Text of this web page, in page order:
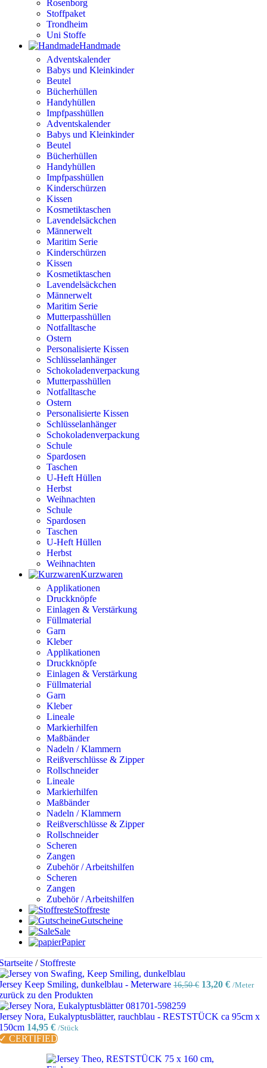
Rosenborg
Stoffpaket
Trondheim
Uni Stoffe
Handmade
Adventskalender
Babys und Kleinkinder
Beutel
Bücherhüllen
Handyhüllen
Impfpasshüllen
Adventskalender
Babys und Kleinkinder
Beutel
Bücherhüllen
Handyhüllen
Impfpasshüllen
Kinderschürzen
Kissen
Kosmetiktaschen
Lavendelsäckchen
Männerwelt
Maritim Serie
Kinderschürzen
Kissen
Kosmetiktaschen
Lavendelsäckchen
Männerwelt
Maritim Serie
Mutterpasshüllen
Notfalltasche
Ostern
Personalisierte Kissen
Schlüsselanhänger
Schokoladenverpackung
Mutterpasshüllen
Notfalltasche
Ostern
Personalisierte Kissen
Schlüsselanhänger
Schokoladenverpackung
Schule
Spardosen
Taschen
U-Heft Hüllen
Herbst
Weihnachten
Schule
Spardosen
Taschen
U-Heft Hüllen
Herbst
Weihnachten
Kurzwaren
Applikationen
Druckknöpfe
Einlagen & Verstärkung
Füllmaterial
Garn
Kleber
Applikationen
Druckknöpfe
Einlagen & Verstärkung
Füllmaterial
Garn
Kleber
Lineale
Markierhilfen
Maßbänder
Nadeln / Klammern
Reißverschlüsse & Zipper
Rollschneider
Lineale
Markierhilfen
Maßbänder
Nadeln / Klammern
Reißverschlüsse & Zipper
Rollschneider
Scheren
Zangen
Zubehör / Arbeitshilfen
Scheren
Zangen
Zubehör / Arbeitshilfen
Stoffreste
Gutscheine
Sale
Papier
/ Stoffreste
Keep Smiling, dunkelblau - Meterware 16,50€ Ursprünglicher
16,50 €
13,20 €Aktueller
13,20 €.
/Meter
zu den Produkten
Nora, Eukalyptusblätter, rauchblau - RESTSTÜCK ca 95cm x
14,95 € /Stück
CERTIFIED